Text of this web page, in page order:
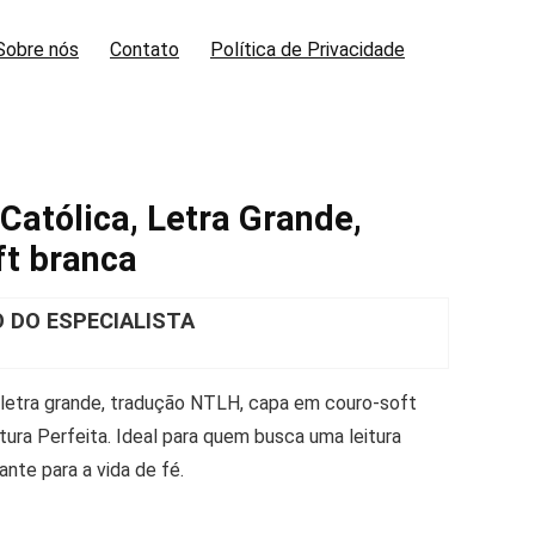
nós Contato Política de Privacidade
Letra Grande,
branca
DO ESPECIALISTA
grande, tradução NTLH, capa em couro-soft
Perfeita. Ideal para quem busca uma leitura
para a vida de fé.